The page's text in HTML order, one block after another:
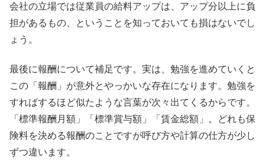
会社の立場では従業員の給料アップは、アップ分以上に負
担があるもの、ということを知っておいても損はないでし
ょう。
最後に報酬について補足です。実は、勉強を進めていくと
この「報酬」が意外とやっかいな存在になります。勉強を
すればするほど似たような言葉が次々出てくるからです。
「標準報酬月額」「標準賞与額」「賃金総額」。どれも保
険料を決める報酬のことですが呼び方や計算の仕方が少し
ずつ違います。